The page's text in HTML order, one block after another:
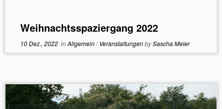
Weihnachtsspaziergang 2022
10 Dez., 2022inAllgemein/VeranstaltungenbySascha Meier